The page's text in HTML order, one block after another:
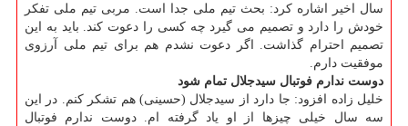
سال اخیر اشاره كرد: بحث تیم ملی جدا است. مربی تیم ملی تفكر
خودش را دارد و تصمیم می گیرد چه كسی را دعوت كند. باید به این
تصمیم احترام گذاشت. اگر دعوت نشدم هم برای تیم ملی آرزوی
موفقیت دارم.
دوست ندارم فوتبال سیدجلال تمام شود
خلیل زاده افزود: جا دارد از سیدجلال (حسینی) هم تشكر كنم. در این
سه سال خیلی چیزها از او یاد گرفته ام. دوست ندارم فوتبال